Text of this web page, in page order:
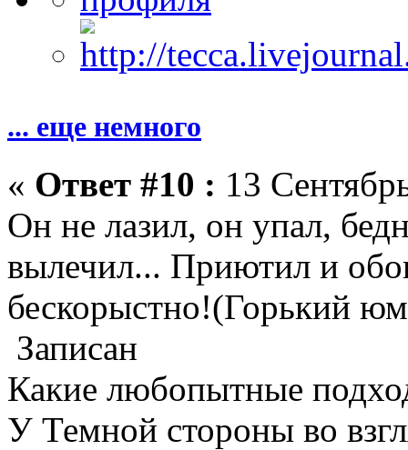
... еще немного
« Ответ #10 : 13
Он не лазил, он упал,
вылечил... Приютил и
бескорыстно!(Горький
Записан
Какие любопытные
У Темной стороны во